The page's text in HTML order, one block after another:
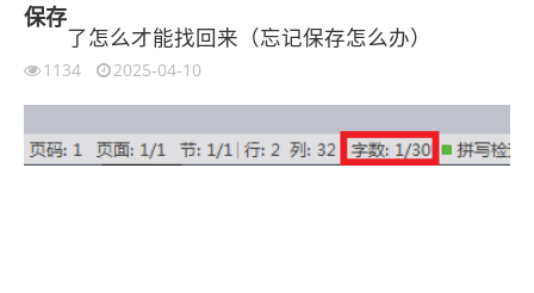
保存
了怎么才能找回来（忘记保存怎么办）
1134 2025-04-10